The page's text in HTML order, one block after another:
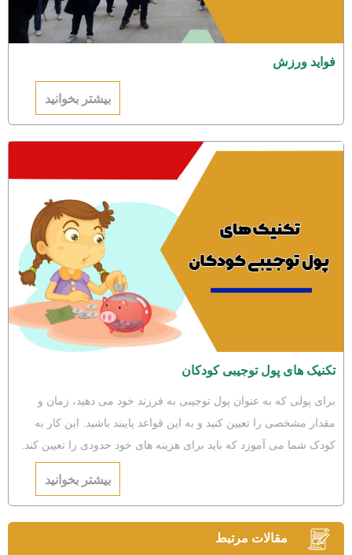
فواید ورزش
بیشتر بخوانید
تکنیک های پول توجیبی کودکان
برای پولی که به عنوان پول توجیبی به فرزند خود می دهید، زمان و
مقدار مشخصی را تعیین کنید و به این قواعد پایبند باشید. این کار به
کودک شما می آموزد که باید برای هزینه های خود حدودی را تعیین کند.
به نوعی این کار آغاز آموزش برنامه ریزی به کودکان است. در مورد
بیشتر بخوانید
مقالات مرتبط